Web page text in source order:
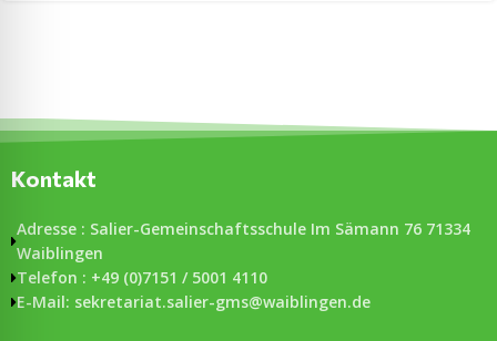
Kontakt
Adresse : Salier-Gemeinschaftsschule Im Sämann 76 71334
Waiblingen
Telefon : +49 (0)7151 / 5001 4110
E-Mail: sekretariat.salier-gms@waiblingen.de